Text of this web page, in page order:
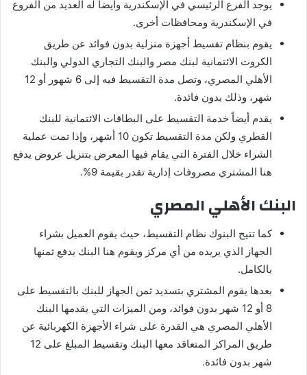
يوجد الفرع الرئيسي في الإسكندرية وأيضاً له العديد من الفروع
في الإسكندرية ومحافظات أخرى.
يقوم بنظام تقسيط أجهزة منزلية بدون فوائد عن طريق
الكروت الائتمانية لبنك مصر والبنك التجاري الدولي والبنك
الأهلي المصري، وتصل مدة التقسيط فيه إلى 6 شهور أو 12
شهر، وذلك بدون فائدة.
يقدم أيضاً خدمة التقسيط على البطاقات الائتمانية للبنك
القطري ولكن مدة التقسيط تكون 10 أشهر، وإذا تمت عملية
الشراء خلال الفترة التي يقام فيها المعرض بتنزيل عروض يدفع
هنا المشتري مصروفات إدارية تقدر بقيمة 9%.
البنك الأهلي المصري
كما تتيح البنوك نظام التقسيط، حيث يقوم العميل بشراء
الجهاز الذي يريده من أي مركز ويقوم هنا البنك بدفع ثمنها
بالكامل.
بعدها يقوم المشتري بتسديد ثمن الجهاز للبنك بالتقسيط على
8 أو 12 شهر بدون فوائد، ومن الميزات التي يقدمها البنك
الأهلي المصري هي القدرة على شراء الأجهزة الكهربائية عن
طريق المراكز المتعاقد معها البنك وتقسيط المبلغ على 12
شهر بدون فائدة.